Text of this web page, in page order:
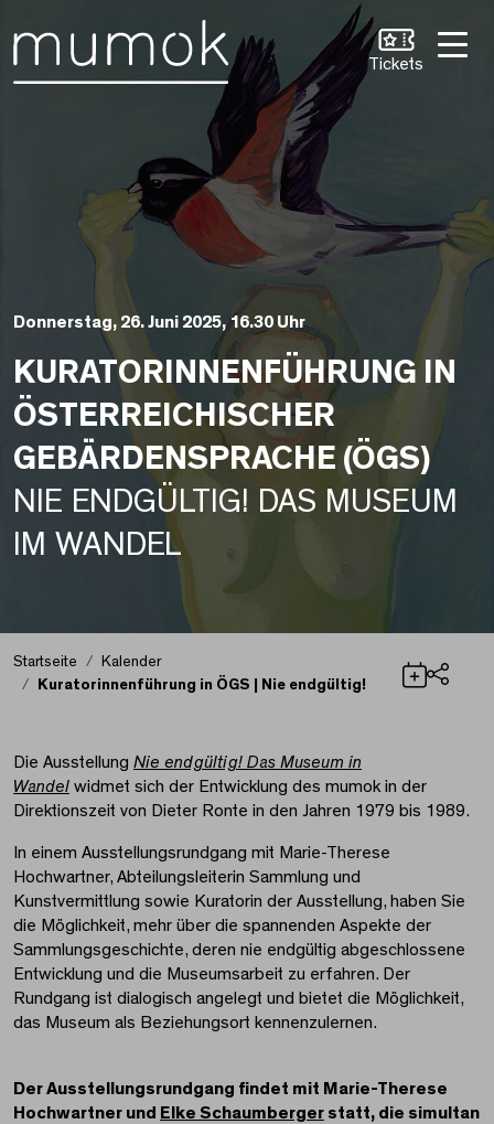
Tickets
Donnerstag, 26. Juni 2025, 16.30 Uhr
KURATORINNENFÜHRUNG IN
ÖSTERREICHISCHER
GEBÄRDENSPRACHE (ÖGS)
NIE ENDGÜLTIG! DAS MUSEUM
IM WANDEL
Startseite
Kalender
Kuratorinnenführung in ÖGS | Nie endgültig!
Kuratorinnenführung
Die Ausstellung Nie endgültig! Das Museum in
Wandel widmet sich der Entwicklung des mumok in der
Direktionszeit von Dieter Ronte in den Jahren 1979 bis 1989.
In einem Ausstellungsrundgang mit Marie-Therese
Hochwartner, Abteilungsleiterin Sammlung und
Kunstvermittlung sowie Kuratorin der Ausstellung, haben Sie
die Möglichkeit, mehr über die spannenden Aspekte der
Sammlungsgeschichte, deren nie endgültig abgeschlossene
Entwicklung und die Museumsarbeit zu erfahren. Der
Rundgang ist dialogisch angelegt und bietet die Möglichkeit,
das Museum als Beziehungsort kennenzulernen.
Der Ausstellungsrundgang findet mit Marie-Therese
Hochwartner und Elke Schaumberger statt, die simultan